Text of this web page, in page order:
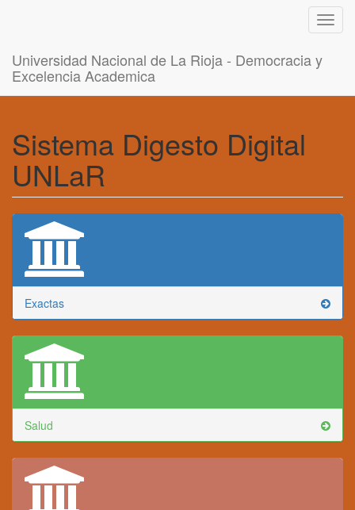
Universidad Nacional de La Rioja - Democracia y
Excelencia Academica
Sistema Digesto Digital
UNLaR
Exactas
Salud